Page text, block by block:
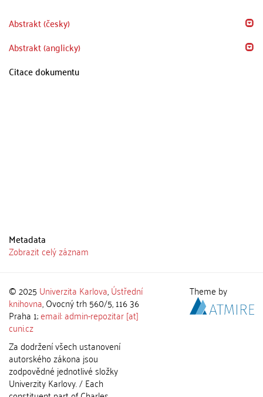
Abstrakt (česky)
Abstrakt (anglicky)
Citace dokumentu
Metadata
Zobrazit celý záznam
© 2025 Univerzita Karlova,Ústřední
knihovna, Ovocný trh 560/5, 116 36
Praha 1;email: admin-repozitar [at]
cuni.cz
Za dodržení všech ustanovení
autorského zákona jsou
zodpovědné jednotlivé složky
Univerzity Karlovy. / Each
Theme by